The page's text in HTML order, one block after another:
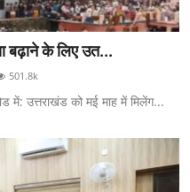
बढ़ाने के लिए उत...
501.8k
में: उत्तराखंड को मई माह में मिलेंग...